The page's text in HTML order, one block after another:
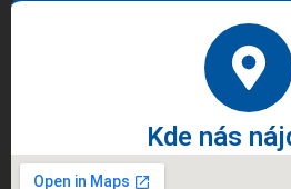
Kde nás